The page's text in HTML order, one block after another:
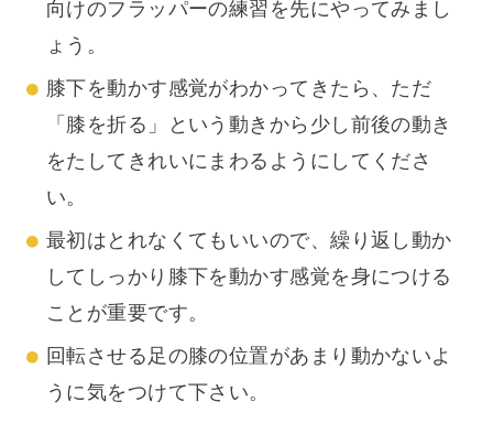
向けのフラッパーの練習を先にやってみまし
ょう。
膝下を動かす感覚がわかってきたら、ただ
「膝を折る」という動きから少し前後の動き
をたしてきれいにまわるようにしてくださ
い。
最初はとれなくてもいいので、繰り返し動か
してしっかり膝下を動かす感覚を身につける
ことが重要です。
回転させる足の膝の位置があまり動かないよ
うに気をつけて下さい。